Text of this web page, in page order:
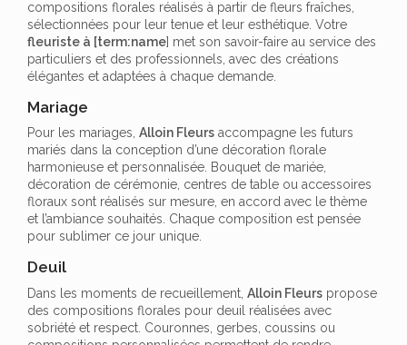
compositions florales réalisés à partir de fleurs fraîches,
sélectionnées pour leur tenue et leur esthétique. Votre
fleuriste à [term:name] met son savoir-faire au service des
particuliers et des professionnels, avec des créations
élégantes et adaptées à chaque demande.
Mariage
Pour les mariages, Alloin Fleurs accompagne les futurs
mariés dans la conception d’une décoration florale
harmonieuse et personnalisée. Bouquet de mariée,
décoration de cérémonie, centres de table ou accessoires
floraux sont réalisés sur mesure, en accord avec le thème
et l’ambiance souhaités. Chaque composition est pensée
pour sublimer ce jour unique.
Deuil
Dans les moments de recueillement, Alloin Fleurs propose
des compositions florales pour deuil réalisées avec
sobriété et respect. Couronnes, gerbes, coussins ou